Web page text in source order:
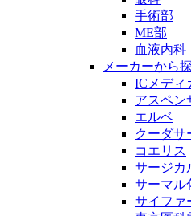
手術部
ME部
血液内科
メーカーから
ICメディ
アスペン
エルベ
クーダサ
コエリス
サージカ
サーマル
サイファ